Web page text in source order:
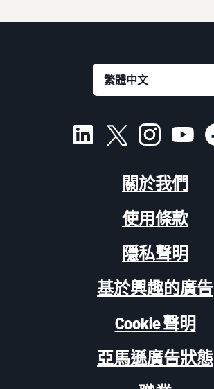
關於我們
使用條款
隱私聲明
基於興趣的廣告
Cookie 聲明
亞馬遜廣告狀態